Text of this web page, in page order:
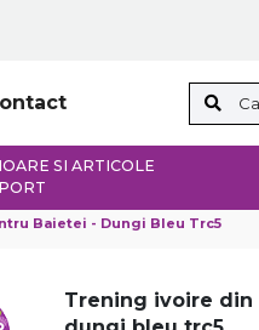
SI ARTICOLE
Baietei - Dungi Bleu Trc5
Trening ivoire